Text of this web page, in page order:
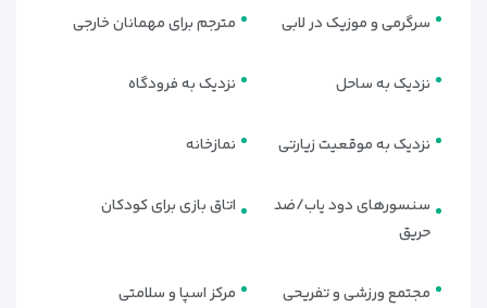
سرگرمی و موزیک در لابی مترجم برای مهمانان خارجی
نزدیک به ساحل نزدیک به فرودگاه
نزدیک به موقعیت زیارتی نمازخانه
سنسورهای دود یاب/ضد
حریق
اتاق بازی برای کودکان
مجتمع ورزشی و تفریحی مرکز اسپا و سلامتی